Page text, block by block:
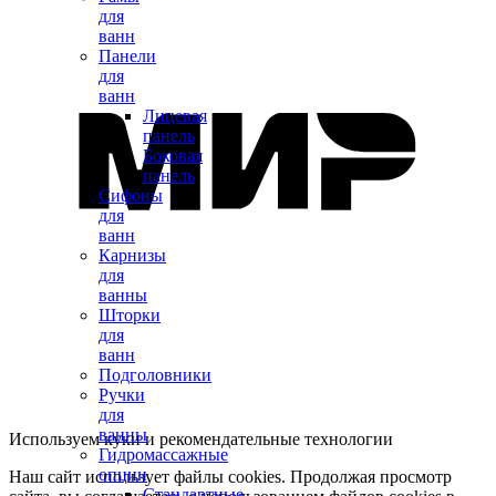
для
ванн
Панели
для
ванн
Лицевая
панель
Боковая
панель
Сифоны
для
ванн
Карнизы
для
ванны
Шторки
для
ванн
Подголовники
Ручки
для
ванны
Гидромассажные
опции
Используем куки и рекомендательные технологии
Наш сайт использует файлы cookies. Продолжая просмотр